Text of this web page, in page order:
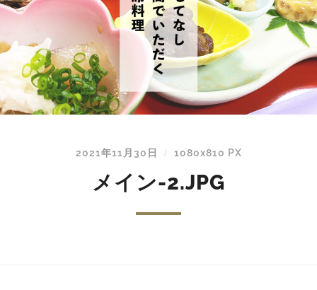
2021年11月30日 / 1080x810 PX
メイン-2.JPG